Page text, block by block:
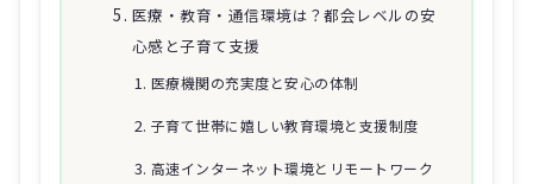
医療・教育・通信環境は？都会レベルの安
心感と子育て支援
医療機関の充実度と安心の体制
子育て世帯に嬉しい教育環境と支援制度
高速インターネット環境とリモートワーク